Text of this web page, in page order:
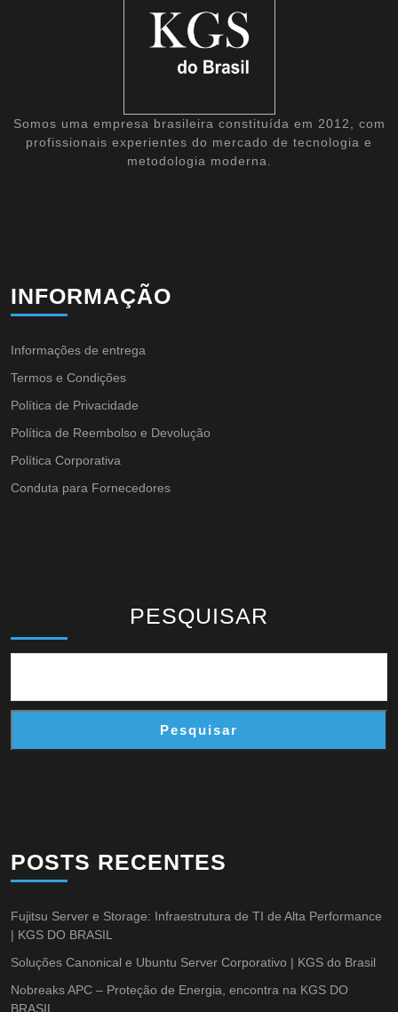
Somos uma empresa brasileira constituída em 2012, com
profissionais experientes do mercado de tecnologia e
metodologia moderna.
INFORMAÇÃO
Informações de entrega
Termos e Condições
Política de Privacidade
Política de Reembolso e Devolução
Política Corporativa
Conduta para Fornecedores
PESQUISAR
Pesquisar
POSTS RECENTES
Fujitsu Server e Storage: Infraestrutura de TI de Alta Performance
| KGS DO BRASIL
Soluções Canonical e Ubuntu Server Corporativo | KGS do Brasil
Nobreaks APC – Proteção de Energia, encontra na KGS DO
BRASIL